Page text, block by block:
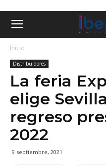
Inicio
Distribuidores
La feria
elige
regreso
2022
9 septiembre, 2021